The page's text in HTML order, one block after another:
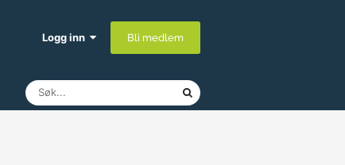
Logg inn Bli medlem